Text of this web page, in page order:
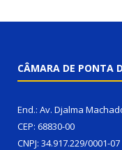
CÂMARA DE PONTA
End.: Av. Djalma
CEP: 68830-00
CNPJ: 34.917.229/0001-07